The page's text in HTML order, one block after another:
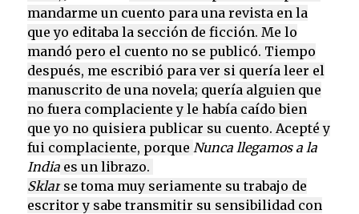
mandarme un cuento para una revista en la
que yo editaba la sección de ficción. Me lo
mandó pero el cuento no se publicó. Tiempo
después, me escribió para ver si quería leer el
manuscrito de una novela; quería alguien que
no fuera complaciente y le había caído bien
que yo no quisiera publicar su cuento. Acepté y
fui complaciente, porque Nunca llegamos a la
Indiaes un librazo.
Sklarse toma muy seriamente su trabajo de
escritor y sabe transmitir su sensibilidad con